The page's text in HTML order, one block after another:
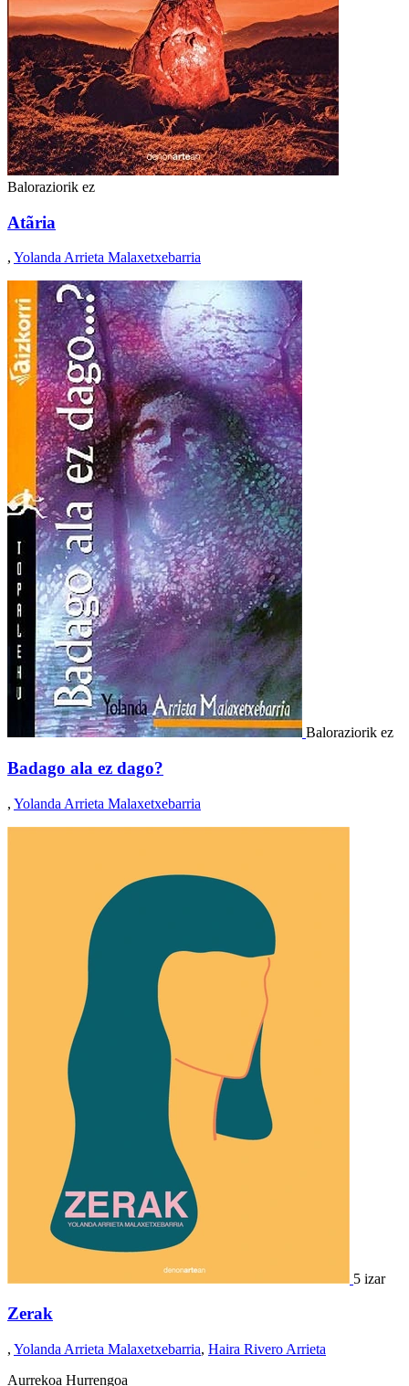
Baloraziorik ez
Atãria
, Yolanda Arrieta Malaxetxebarria
Baloraziorik ez
Badago ala ez dago?
, Yolanda Arrieta Malaxetxebarria
5 izar
Zerak
, Yolanda Arrieta Malaxetxebarria, Haira Rivero Arrieta
Aurrekoa Hurrengoa